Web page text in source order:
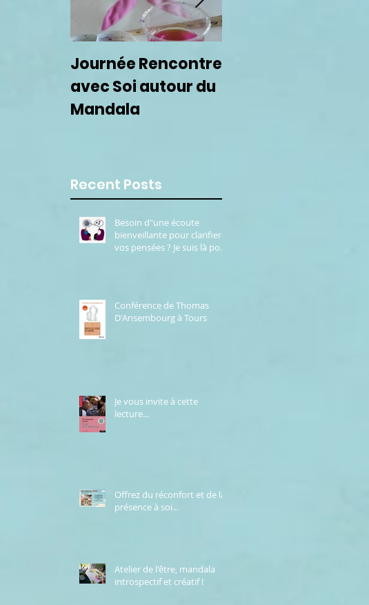
Journée Rencontre
avec Soi autour du
Mandala
Recent Posts
Besoin d"une écoute
bienveillante pour clarifier
vos pensées ? Je suis là pour
Conférence de Thomas
D'Ansembourg à Tours
Je vous invite à cette
lecture...
Offrez du réconfort et de la
présence à soi...
Atelier de l'être, mandala
introspectif et créatif !